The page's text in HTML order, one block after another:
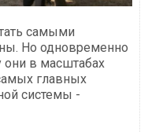
самыми
Но одновременно
в масштабах
главных
системы -